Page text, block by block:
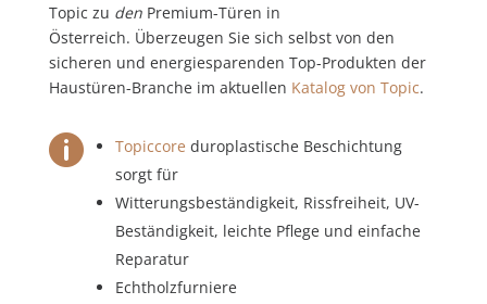
Topic zu denPremium-Türen in
Österreich. Überzeugen Sie sich selbst von den
sicheren und energiesparenden Top-Produkten der
Haustüren-Branche im aktuellen Katalog von Topic.
 Topiccore duroplastische Beschichtung
sorgt für
Witterungsbeständigkeit, Rissfreiheit, UV-
Beständigkeit, leichte Pflege und einfache
Reparatur
Echtholzfurniere